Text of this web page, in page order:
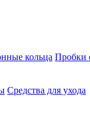
кольца Пробки
Средства для ухода